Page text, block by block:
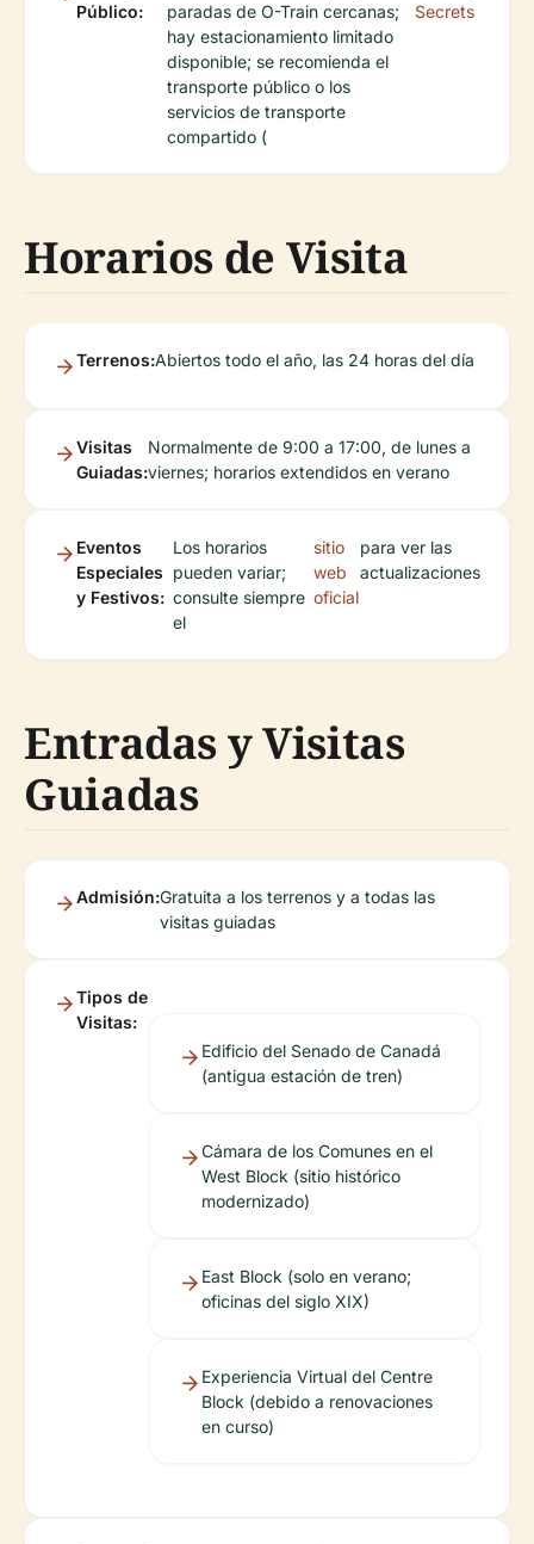
Público:
paradas de O-Train cercanas;
hay estacionamiento limitado
disponible; se recomienda el
transporte público o los
servicios de transporte
compartido (
Secrets
Horarios de Visita
Terrenos:Abiertos todo el año, las 24 horas del día
Visitas
Guiadas:
Normalmente de 9:00 a 17:00, de lunes a
viernes; horarios extendidos en verano
Eventos
Especiales
y Festivos:
Los horarios
pueden variar;
consulte siempre
el
sitio
web
oficial
para ver las
actualizaciones
Entradas y Visitas
Guiadas
Admisión:Gratuita a los terrenos y a todas las
visitas guiadas
Tipos de
Visitas:
Edificio del Senado de Canadá
(antigua estación de tren)
Cámara de los Comunes en el
West Block (sitio histórico
modernizado)
East Block (solo en verano;
oficinas del siglo XIX)
Experiencia Virtual del Centre
Block (debido a renovaciones
en curso)